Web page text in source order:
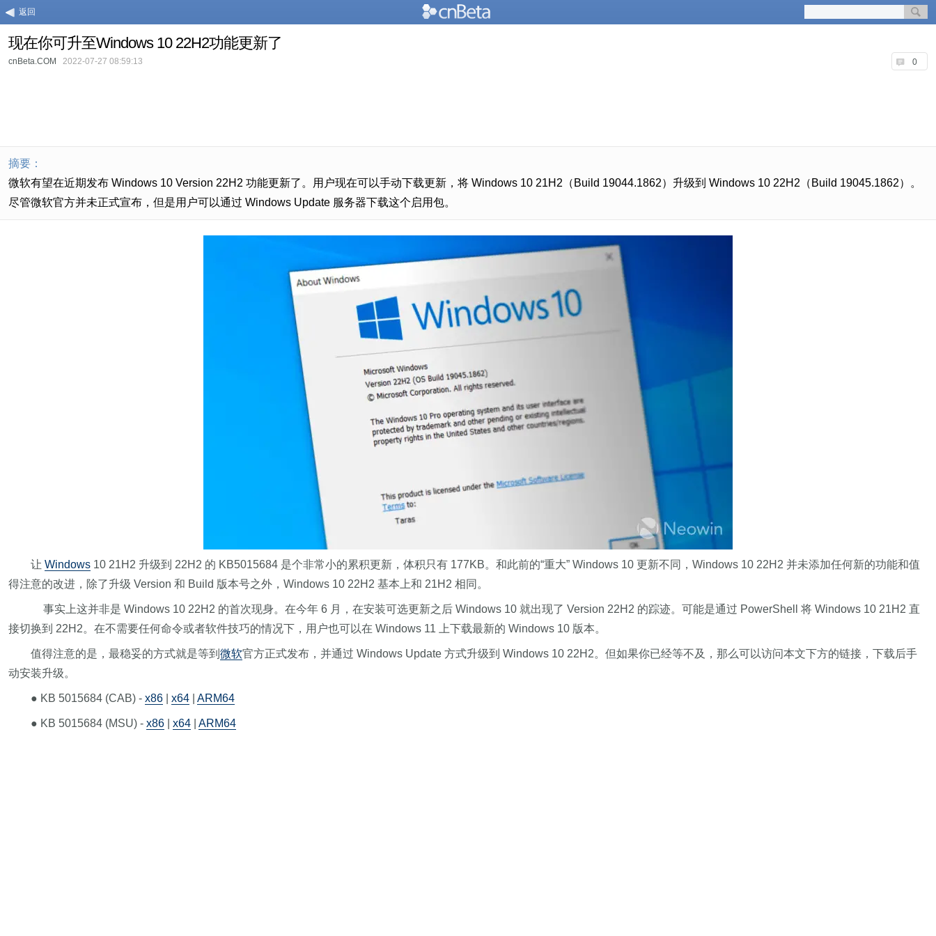
返回
现在你可升至Windows 10 22H2功能更新了
0
cnBeta.COM 2022-07-27 08:59:13
摘要：
微软有望在近期发布 Windows 10 Version 22H2 功能更新了。用户现在可以手动下载更新，将 Windows 10 21H2（Build 19044.1862）升级到 Windows 10 22H2（Build 19045.1862）。
尽管微软官方并未正式宣布，但是用户可以通过 Windows Update 服务器下载这个启用包。
让 Windows 10 21H2 升级到 22H2 的 KB5015684 是个非常小的累积更新，体积只有 177KB。和此前的“重大” Windows 10 更新不同，Windows 10 22H2 并未添加任何新的功能和值
得注意的改进，除了升级 Version 和 Build 版本号之外，Windows 10 22H2 基本上和 21H2 相同。
事实上这并非是 Windows 10 22H2 的首次现身。在今年 6 月，在安装可选更新之后 Windows 10 就出现了 Version 22H2 的踪迹。可能是通过 PowerShell 将 Windows 10 21H2 直
接切换到 22H2。在不需要任何命令或者软件技巧的情况下，用户也可以在 Windows 11 上下载最新的 Windows 10 版本。
值得注意的是，最稳妥的方式就是等到 微软官方正式发布，并通过 Windows Update 方式升级到 Windows 10 22H2。但如果你已经等不及，那么可以访问本文下方的链接，下载后手
动安装升级。
● KB 5015684 (CAB) - x86 x64 ARM64
● KB 5015684 (MSU) - x86 x64 ARM64